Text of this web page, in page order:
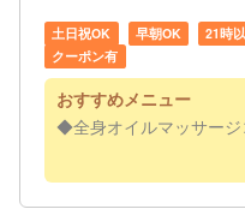
土日祝OK 早朝OK 21時
クーポン有
おすすめメニュー
◆全身オイルマッサ